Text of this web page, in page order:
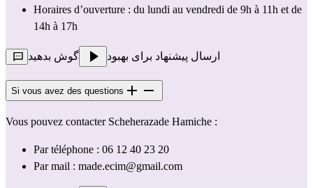
Horaires d’ouverture : du lundi au vendredi de 9h à 11h et de
14h à 17h
ارسال پیشنهاد برای بهبود گوش بدهید
Si vous avez des questions
Vous pouvez contacter Scheherazade Hamiche :
Par téléphone : 06 12 40 23 20
Par mail : made.ecim@gmail.com